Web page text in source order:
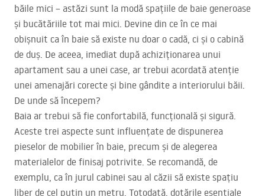
băile mici – astăzi sunt la modă spațiile de baie generoase
și bucătăriile tot mai mici. Devine din ce în ce mai
obișnuit ca în baie să existe nu doar o cadă, ci și o cabină
de duș. De aceea, imediat după achiziționarea unui
apartament sau a unei case, ar trebui acordată atenție
unei amenajări corecte și bine gândite a interiorului băii.
De unde să începem?
Baia ar trebui să fie confortabilă, funcțională și sigură.
Aceste trei aspecte sunt influențate de dispunerea
pieselor de mobilier în baie, precum și de alegerea
materialelor de finisaj potrivite. Se recomandă, de
exemplu, ca în jurul cabinei sau al căzii să existe spațiu
liber de cel puțin un metru. Totodată, dotările esențiale